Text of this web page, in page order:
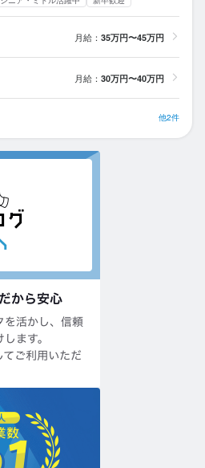
月給： 35万円〜45万円
月給： 30万円〜40万円
他2件